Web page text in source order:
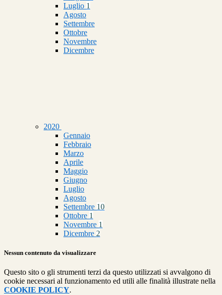
Luglio 1
Agosto
Settembre
Ottobre
Novembre
Dicembre
2020
Gennaio
Febbraio
Marzo
Aprile
Maggio
Giugno
Luglio
Agosto
Settembre 10
Ottobre 1
Novembre 1
Dicembre 2
Nessun contenuto da visualizzare
Questo sito o gli strumenti terzi da questo utilizzati si avvalgono di
cookie necessari al funzionamento ed utili alle finalità illustrate nella
COOKIE POLICY.